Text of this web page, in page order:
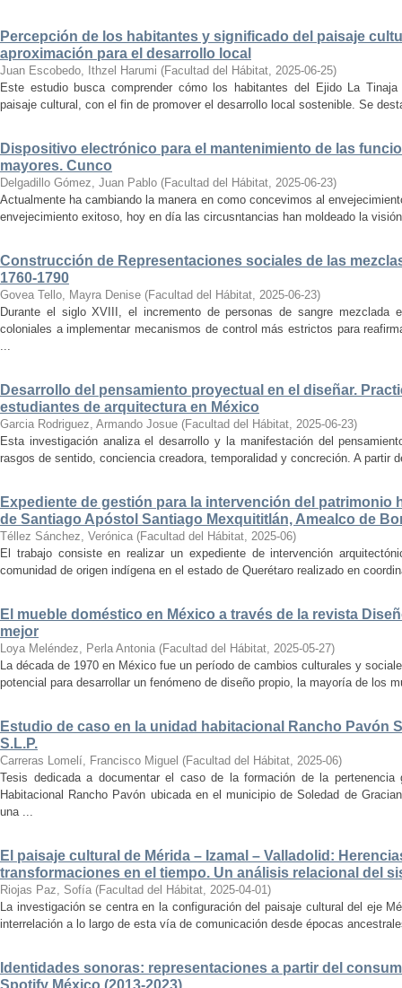
Percepción de los habitantes y significado del paisaje
aproximación para el desarrollo local
Juan Escobedo, Ithzel Harumi (Facultad del Hábitat, 2025-06-25)
Este estudio busca comprender cómo los habitantes del Ejido La
paisaje cultural, con el fin de promover el desarrollo local sostenible. Se
Dispositivo electrónico para el mantenimiento de las
mayores. Cunco
Delgadillo Gómez, Juan Pablo (Facultad del Hábitat, 2025-06-23)
Actualmente ha cambiando la manera en como concevimos al
envejecimiento exitoso, hoy en día las circusntancias han moldeado la
Construcción de Representaciones sociales de las
1760-1790
Govea Tello, Mayra Denise (Facultad del Hábitat, 2025-06-23)
Durante el siglo XVIII, el incremento de personas de sangre
coloniales a implementar mecanismos de control más estrictos para
...
Desarrollo del pensamiento proyectual en el diseñar.
estudiantes de arquitectura en México
Garcia Rodriguez, Armando Josue (Facultad del Hábitat, 2025-06-23)
Esta investigación analiza el desarrollo y la manifestación del
rasgos de sentido, conciencia creadora, temporalidad y concreción. A partir
Expediente de gestión para la intervención del patrimonio
de Santiago Apóstol Santiago Mexquititlán, Amealco de
Téllez Sánchez, Verónica (Facultad del Hábitat, 2025-06)
El trabajo consiste en realizar un expediente de intervención
comunidad de origen indígena en el estado de Querétaro realizado en
El mueble doméstico en México a través de la revista
mejor
Loya Meléndez, Perla Antonia (Facultad del Hábitat, 2025-05-27)
La década de 1970 en México fue un período de cambios culturales y
potencial para desarrollar un fenómeno de diseño propio, la mayoría de los
Estudio de caso en la unidad habitacional Rancho Pavón
S.L.P.
Carreras Lomelí, Francisco Miguel (Facultad del Hábitat, 2025-06)
Tesis dedicada a documentar el caso de la formación de la
Habitacional Rancho Pavón ubicada en el municipio de Soledad de
una ...
El paisaje cultural de Mérida – Izamal – Valladolid:
transformaciones en el tiempo. Un análisis relacional del
Riojas Paz, Sofía (Facultad del Hábitat, 2025-04-01)
La investigación se centra en la configuración del paisaje cultural del eje
interrelación a lo largo de esta vía de comunicación desde épocas
Identidades sonoras: representaciones a partir del
Spotify México (2013-2023)